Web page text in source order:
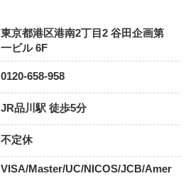
東京都港区港南2丁目2 谷田企画第
一ビル 6F
0120-658-958
JR品川駅 徒歩5分
不定休
VISA/Master/UC/NICOS/JCB/Amer